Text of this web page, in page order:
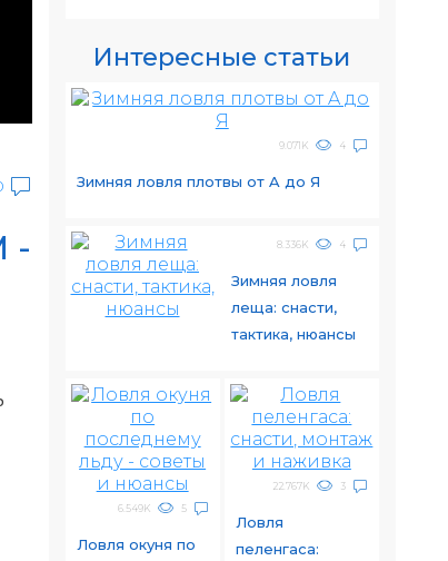
-
Интересные статьи
9.071K 4
Зимняя ловля плотвы от A до Я
8.336K 4
Зимняя ловля
леща: снасти,
тактика, нюансы
6.549K 5
Ловля окуня по
22.767K 3
Ловля
пеленгаса: